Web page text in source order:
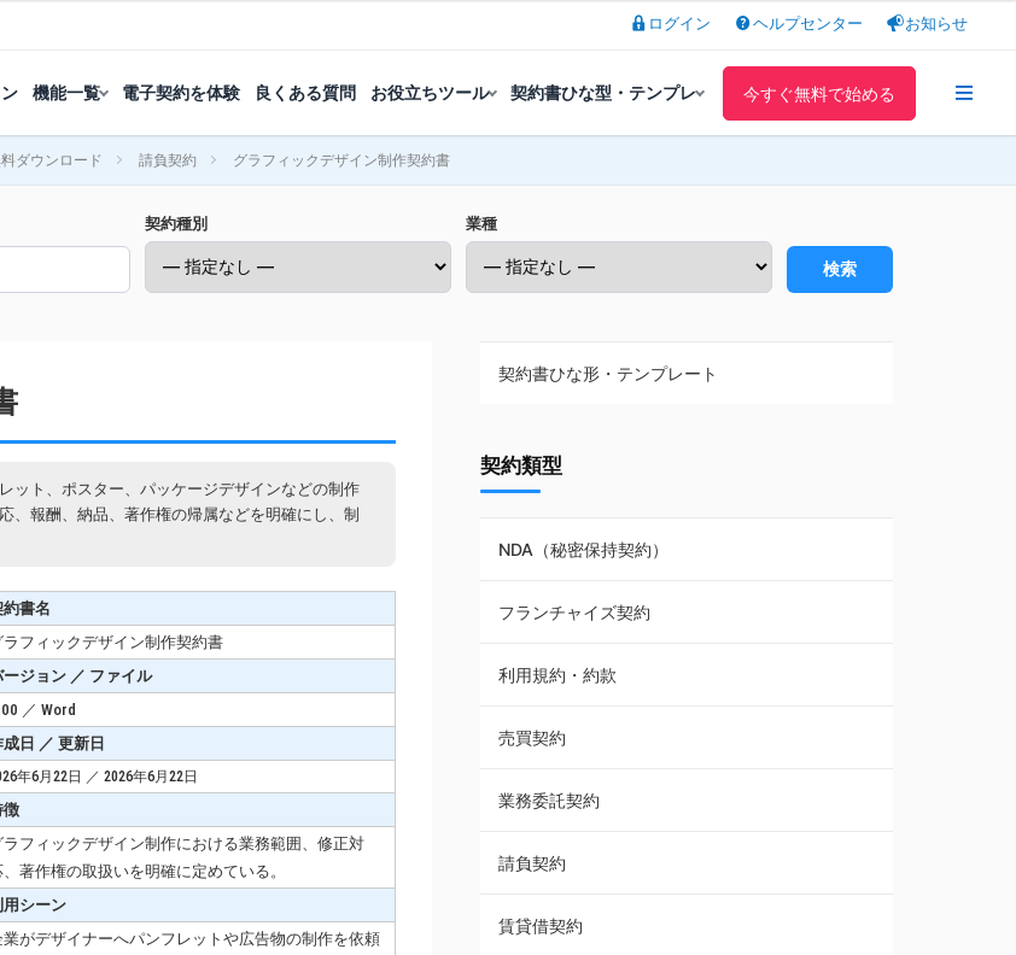
ログイン ヘルプセンター お知らせ
機能一覧 電子契約を体験 良くある質問 お役立ちツール 契約書ひな型・テンプレ 今すぐ無料で始める
ダウンロード 請負契約 グラフィックデザイン制作契約書
契約種別 業種
検索
ット、ポスター、パッケージデザインなどの制作
、報酬、納品、著作権の帰属などを明確にし、制
約書名
ラフィックデザイン制作契約書
ージョン ／ ファイル
／ Word
成日 ／ 更新日
年6月22日 ／ 2026年6月22日
徴
ラフィックデザイン制作における業務範囲、修正対
、著作権の取扱いを明確に定めている。
用シーン
業がデザイナーへパンフレットや広告物の制作を依頼
契約書ひな形・テンプレート
NDA（秘密保持契約）
業務委託契約
利用規約・約款
覚書・合意書・同意書
承諾書
雇用契約
その他契約・書面
売買契約
契約類型
NDA（秘密保持契約）
フランチャイズ契約
利用規約・約款
売買契約
業務委託契約
請負契約
賃貸借契約